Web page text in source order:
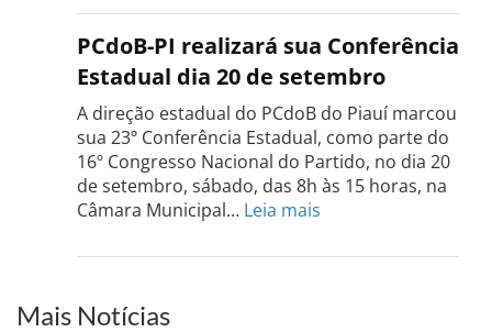
do
PCdoB
Rio
do
Sul
dia
PCdoB-PI realizará sua Conferência
Estadual dia 20 de setembro
A direção estadual do PCdoB do Piauí marcou
sua 23º Conferência Estadual, como parte do
16º Congresso Nacional do Partido, no dia 20
de setembro, sábado, das 8h às 15 horas, na
Câmara Municipal… Leia mais
PI
Mais Notícias